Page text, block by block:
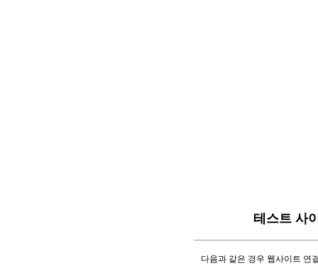
테스트 사
다음과 같은 경우 웹사이트 연